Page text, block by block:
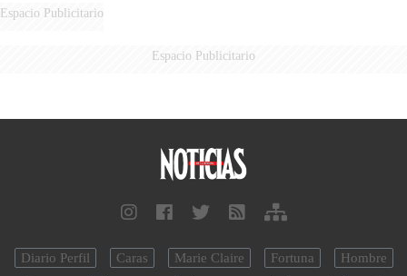
Espacio Publicitario
Espacio Publicitario
Diario Perfil Caras Marie Claire Fortuna
Hombre